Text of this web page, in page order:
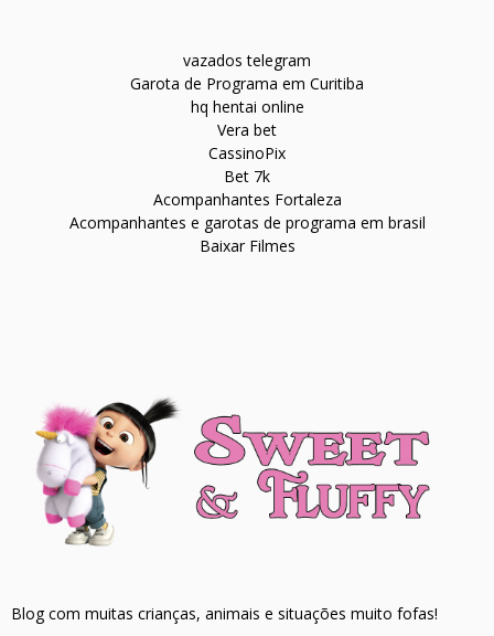
vazados telegram
Garota de Programa em Curitiba
hq hentai online
Vera bet
CassinoPix
Bet 7k
Acompanhantes Fortaleza
Acompanhantes e garotas de programa em brasil
Baixar Filmes
Blog com muitas crianças, animais e situações muito fofas!